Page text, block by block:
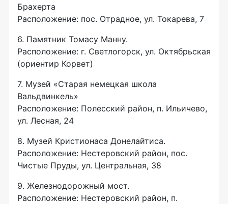
Брахерта
Расположение: пос. Отрадное, ул. Токарева, 7
6. Памятник Томасу Манну.
Расположение: г. Светлогорск, ул. Октябрьская
(ориентир Корвет)
7. Музей «Старая немецкая школа
Вальдвинкель»
Расположение: Полесский район, п. Ильичево,
ул. Лесная, 24
8. Музей Кристионаса Донелайтиса.
Расположение: Нестеровский район, пос.
Чистые Пруды, ул. Центральная, 38
9. Железнодорожный мост.
Расположение: Нестеровский район, п.